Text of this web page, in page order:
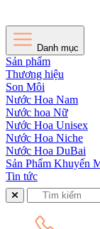
Danh mục
Sản phẩm
Thương hiệu
Son Môi
Nước Hoa Nam
Nước hoa Nữ
Nước Hoa Unisex
Nước Hoa Niche
Nước Hoa DuBai
Sản Phẩm Khuyến
Tin tức